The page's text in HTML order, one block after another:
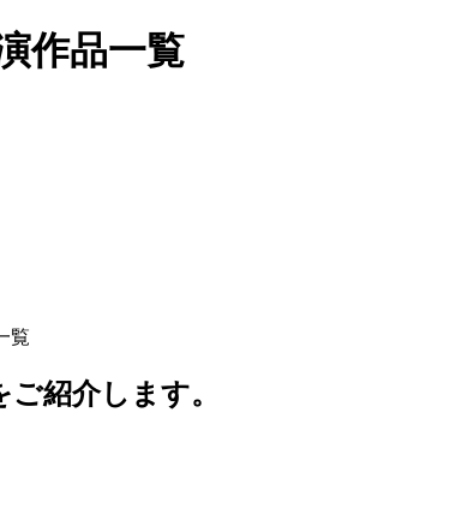
作品一覧
覧
紹介します。